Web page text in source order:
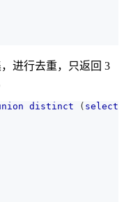
进行去重，只返回 3
distinct ( select